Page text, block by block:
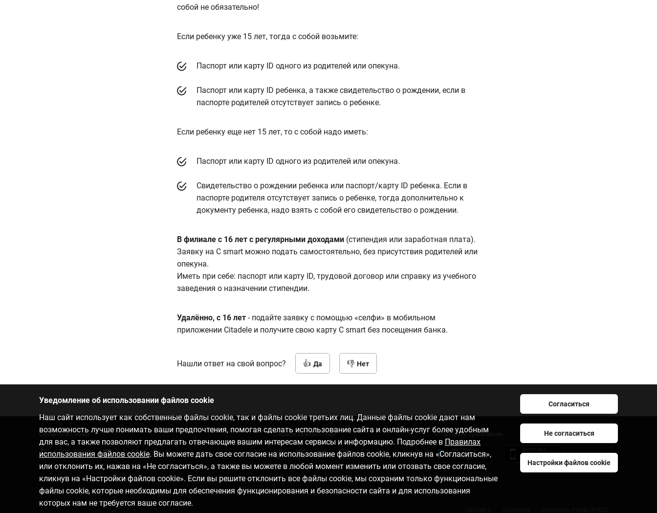
собой не обязательно!
Если ребенку уже 15 лет, тогда с собой возьмите:
Паспорт или карту ID одного из родителей или опекуна.
Паспорт или карту ID ребенка, а также свидетельство о рождении, если в
паспорте родителей отсутствует запись о ребенке.
Если ребенку еще нет 15 лет, то с собой надо иметь:
Паспорт или карту ID одного из родителей или опекуна.
Свидетельство о рождении ребенка или паспорт/карту ID ребенка. Если в
паспорте родителя отсутствует запись о ребенке, тогда дополнительно к
документу ребенка, надо взять с собой его свидетельство о рождении.
В филиале с 16 лет с регулярными доходами (стипендия или заработная плата).
Заявку на C smart можно подать самостоятельно, без присутствия родителей или
опекуна.
Иметь при себе: паспорт или карту ID, трудовой договор или справку из учебного
заведения о назначении стипендии.
Удалённо, с 16 лет - подайте заявку с помощью «селфи» в мобильном
приложении Citadele и получите свою карту C smart без посещения банка.​
Нашли ответ на свой вопрос? Да Нет
Уведомление об использовании файлов cookie
Наш сайт использует как собственные файлы cookie, так и файлы cookie третьих лиц. Данные файлы cookie дают нам
возможность лучше понимать ваши предпочтения, помогая сделать использование сайта и онлайн-услуг более удобным
для вас, а также позволяют предлагать отвечающие вашим интересам сервисы и информацию. Подробнее в Правилах
использования файлов cookie. Вы можете дать свое согласие на использование файлов cookie, кликнув на «Согласиться»,
или отклонить их, нажав на «Не согласиться», а также вы можете в любой момент изменить или отозвать свое согласие,
кликнув на «Настройки файлов cookie». Если вы решите отклонить все файлы cookie, мы сохраним только функциональные
файлы cookie, которые необходимы для обеспечения функционирования и безопасности сайта и для использования
которых нам не требуется ваше согласие.
Согласиться
Не согласиться
Настройки файлов cookie
Связаться с нами
6701 0000 info@citadele.lv
Следите за новостями Установить приложение
О банке Медиа-пространство Карьера Правила пользования Настройки файлов cookie Обработка и защита персональных данных